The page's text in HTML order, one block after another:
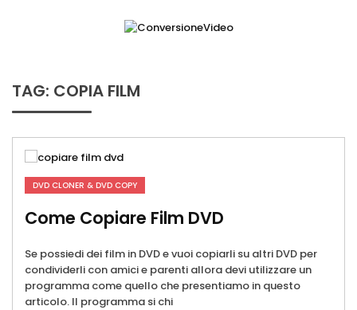
TAG: COPIA FILM
DVD CLONER & DVD COPY
Come Copiare Film DVD
Se possiedi dei film in DVD e vuoi copiarli su altri DVD per
condividerli con amici e parenti allora devi utilizzare un
programma come quello che presentiamo in questo
articolo. Il programma si chi